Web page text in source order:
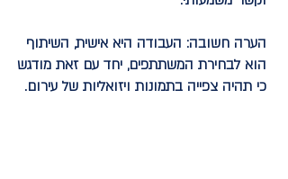
הערה חשובה: העבודה היא אישית, השיתוף
הוא לבחירת המשתתפים, יחד עם זאת מודגש
כי תהיה צפייה בתמונות ויזואליות של עירום.